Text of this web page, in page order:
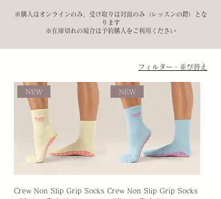
​※購入はオンラインのみ、受け取りは対面のみ（レッスンの際）とな
ります
​※在庫切れの場合は予約購入をご利用ください
フィルター・並び替え
NEW
Crew Non Slip Grip Socks
NEW
Crew Non Slip Grip Socks